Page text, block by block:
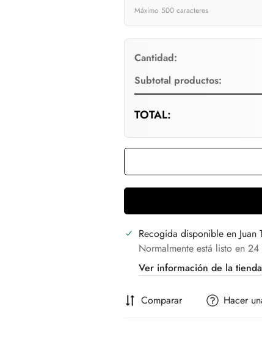
Máximo 500 caracteres
Cantidad:
Subtotal productos:
TOTAL:
Recogida disponible en Juan
Normalmente está listo en 24
Ver información de la tienda
Comparar Hacer
Are you 18 years old or older?